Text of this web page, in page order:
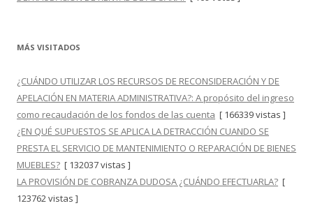
MÁS VISITADOS
¿CUÁNDO UTILIZAR LOS RECURSOS DE RECONSIDERACIÓN Y DE
APELACIÓN EN MATERIA ADMINISTRATIVA?: A propósito del ingreso
como recaudación de los fondos de las cuenta [ 166339 vistas ]
¿EN QUÉ SUPUESTOS SE APLICA LA DETRACCIÓN CUANDO SE
PRESTA EL SERVICIO DE MANTENIMIENTO O REPARACIÓN DE BIENES
MUEBLES? [ 132037 vistas ]
LA PROVISIÓN DE COBRANZA DUDOSA ¿CUÁNDO EFECTUARLA? [
123762 vistas ]